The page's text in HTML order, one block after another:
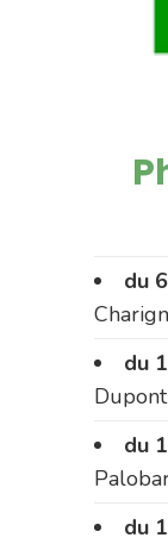
du
du
du
du